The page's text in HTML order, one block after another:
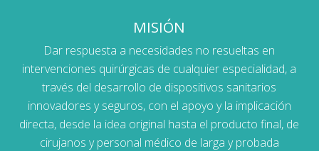
MISIÓN
Dar respuesta a necesidades no resueltas en
intervenciones quirúrgicas de cualquier especialidad, a
través del desarrollo de dispositivos sanitarios
innovadores y seguros, con el apoyo y la implicación
directa, desde la idea original hasta el producto final, de
cirujanos y personal médico de larga y probada